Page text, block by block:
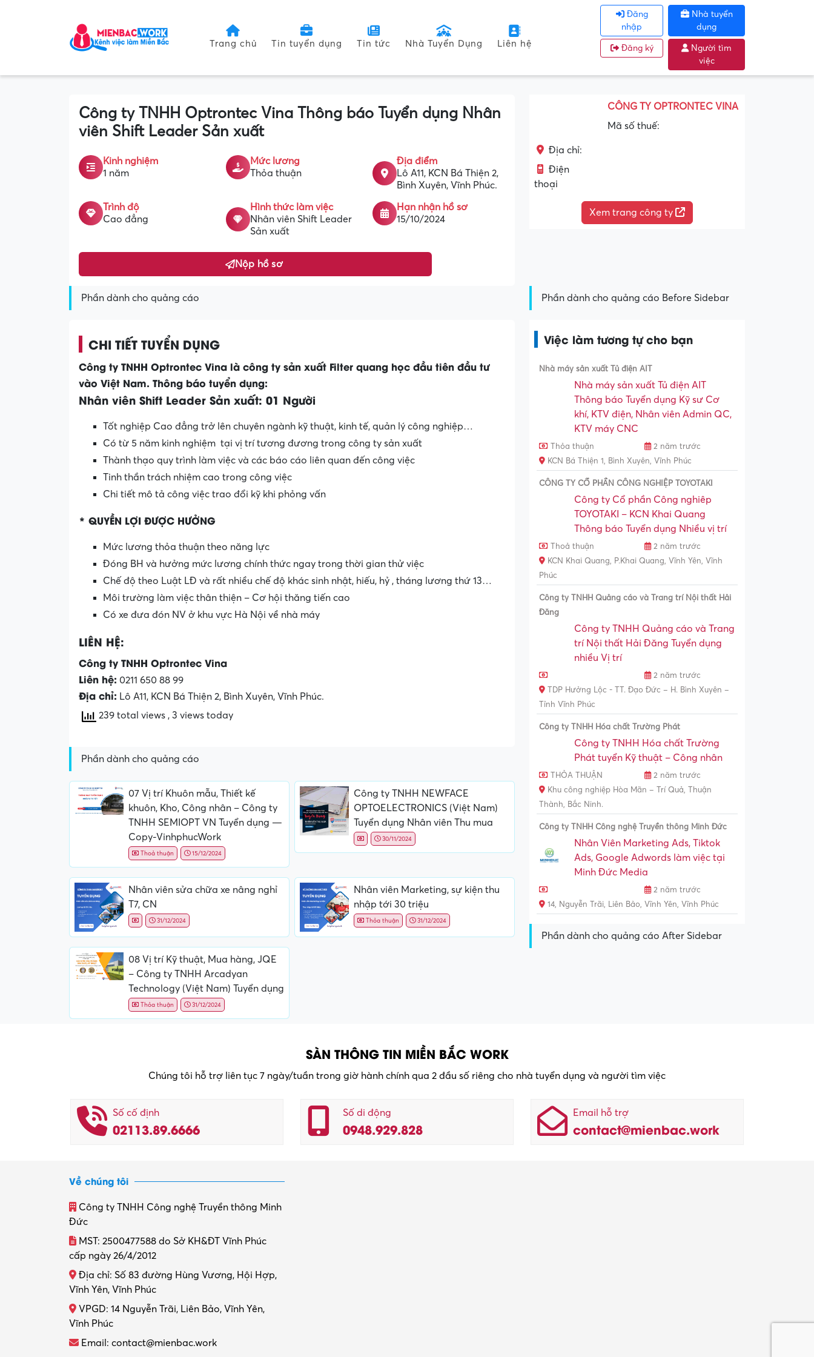
Trang chủ Tin tuyển dụng Tin tức Nhà Tuyển Dụng Liên hệ
Đăng
nhập
Đăng ký
Nhà tuyển
dụng
Người tìm
việc
Công ty TNHH Optrontec Vina Thông báo Tuyển dụng Nhân
viên Shift Leader Sản xuất
Kinh nghiệm
1 năm
Mức lương
Thỏa thuận
Địa điểm
Lô A11, KCN Bá Thiện 2,
Bình Xuyên, Vĩnh Phúc.
Trình độ
Cao đẳng
Hình thức làm việc
Nhân viên Shift Leader
Sản xuất
Hạn nhận hồ sơ
15/10/2024
Nộp hồ sơ
CÔNG TY OPTRONTEC VINA
Mã số thuế:
Địa chỉ:
Điện
thoại
Xem trang công ty
Phần dành cho quảng cáo
CHI TIẾT TUYỂN DỤNG
Công ty TNHH Optrontec Vina là công ty sản xuất Filter quang học đầu tiên đầu tư
vào Việt Nam. Thông báo tuyển dụng:
Nhân viên Shift Leader Sản xuất: 01 Người
Tốt nghiệp Cao đẳng trở lên chuyên ngành kỹ thuật, kinh tế, quản lý công nghiệp…
Có từ 5 năm kinh nghiệm tại vị trí tương đương trong công ty sản xuất
Thành thạo quy trình làm việc và các báo cáo liên quan đến công việc
Tinh thần trách nhiệm cao trong công việc
Chi tiết mô tả công việc trao đổi kỹ khi phỏng vấn
* QUYỀN LỢI ĐƯỢC HƯỞNG
Mức lương thỏa thuận theo năng lực
Đóng BH và hưởng mức lương chính thức ngay trong thời gian thử việc
Chế độ theo Luật LĐ và rất nhiều chế độ khác sinh nhật, hiếu, hỷ , tháng lương thứ 13…
Môi trường làm việc thân thiện – Cơ hội thăng tiến cao
Có xe đưa đón NV ở khu vực Hà Nội về nhà máy
LIÊN HỆ:
Công ty TNHH Optrontec Vina
Liên hệ: 0211 650 88 99
Địa chỉ: Lô A11, KCN Bá Thiện 2, Bình Xuyên, Vĩnh Phúc.
239 total views , 3 views today
Phần dành cho quảng cáo
07 Vị trí Khuôn mẫu, Thiết kế
khuôn, Kho, Công nhân – Công ty
TNHH SEMIOPT VN Tuyển dụng —
Copy-VinhphucWork
Thoả thuận 15/12/2024
Công ty TNHH NEWFACE
OPTOELECTRONICS (Việt Nam)
Tuyển dụng Nhân viên Thu mua
30/11/2024
Nhân viên sửa chữa xe nâng nghỉ
T7, CN
31/12/2024
Nhân viên Marketing, sự kiện thu
nhập tới 30 triệu
Thỏa thuận 31/12/2024
08 Vị trí Kỹ thuật, Mua hàng, JQE
– Công ty TNHH Arcadyan
Technology (Việt Nam) Tuyển dụng
Thỏa thuận 31/12/2024
Phần dành cho quảng cáo Before Sidebar
Việc làm tương tự cho bạn
Nhà máy sản xuất Tủ điện AIT
Nhà máy sản xuất Tủ điện AIT
Thông báo Tuyển dụng Kỹ sư Cơ
khí, KTV điện, Nhân viên Admin QC,
KTV máy CNC
Thỏa thuận
2 năm trước
KCN Bá Thiện 1, Bình Xuyên, Vĩnh Phúc
CÔNG TY CỔ PHẦN CÔNG NGHIỆP TOYOTAKI
Công ty Cổ phần Công nghiêp
TOYOTAKI – KCN Khai Quang
Thông báo Tuyển dụng Nhiều vị trí
Thoả thuận
2 năm trước
KCN Khai Quang, P.Khai Quang, Vĩnh Yên, Vĩnh
Phúc
Công ty TNHH Quảng cáo và Trang trí Nội thất Hải
Đăng
Công ty TNHH Quảng cáo và Trang
trí Nội thất Hải Đăng Tuyển dụng
nhiều Vị trí
2 năm trước
TDP Hưởng Lộc - TT. Đạo Đức – H. Bình Xuyên –
Tỉnh Vĩnh Phúc
Công ty TNHH Hóa chất Trường Phát
Công ty TNHH Hóa chất Trường
Phát tuyển Kỹ thuật – Công nhân
THỎA THUẬN
2 năm trước
Khu công nghiệp Hòa Mãn – Trí Quả, Thuận
Thành, Bắc Ninh.
Công ty TNHH Công nghệ Truyền thông Minh Đức
Nhân Viên Marketing Ads, Tiktok
Ads, Google Adwords làm việc tại
Minh Đức Media
2 năm trước
14, Nguyễn Trãi, Liên Bảo, Vĩnh Yên, Vĩnh Phúc
Phần dành cho quảng cáo After Sidebar
SÀN THÔNG TIN MIỀN BẮC WORK
Chúng tôi hỗ trợ liên tục 7 ngày/tuần trong giờ hành chính qua 2 đầu số riêng cho nhà tuyển dụng và người tìm việc
Số cố định
02113.89.6666
Số di động
0948.929.828
Email hỗ trợ
contact@mienbac.work
Về chúng tôi
Công ty TNHH Công nghệ Truyền thông Minh
Đức
MST: 2500477588 do Sở KH&ĐT Vĩnh Phúc
cấp ngày 26/4/2012
Địa chỉ: Số 83 đường Hùng Vương, Hội Hợp,
Vĩnh Yên, Vĩnh Phúc
VPGD: 14 Nguyễn Trãi, Liên Bảo, Vĩnh Yên,
Vĩnh Phúc
Email: contact@mienbac.work